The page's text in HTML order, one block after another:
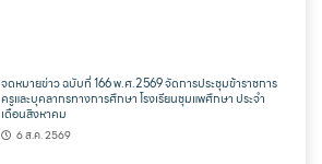
จดหมายข่าว ฉบับที่ 166 พ.ศ.2569 จัดการประชุมข้าราชการ
ครูและบุคลากรทางการศึกษา โรงเรียนชุมแพศึกษา ประจำ
เดือนสิงหาคม
6 ส.ค. 2569